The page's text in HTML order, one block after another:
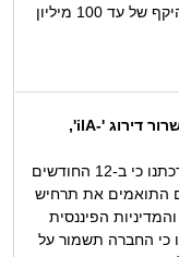
מתן דירוג '-ilA' להנפקת איגרות חוב בהיקף של עד 100 מיליון
אישור דירוג: אפקון החזקות בעמ - אשרור דירוג '-ilA',
תחזית הדירוג היציבה משקפת את הערכתנו כי ב-12 החודשים
התואמים את תרחיש
הפיננסית
החברה תשמור על